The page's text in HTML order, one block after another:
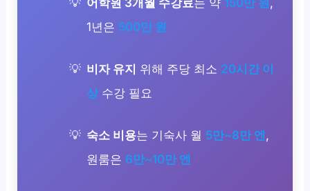
1년은 500만 원
비자 유지 위해 주당 최소 20시간 이
상수강 필요
숙소 비용는 기숙사 월 5만~8만 엔 ,
원룸은 6만~10만 엔